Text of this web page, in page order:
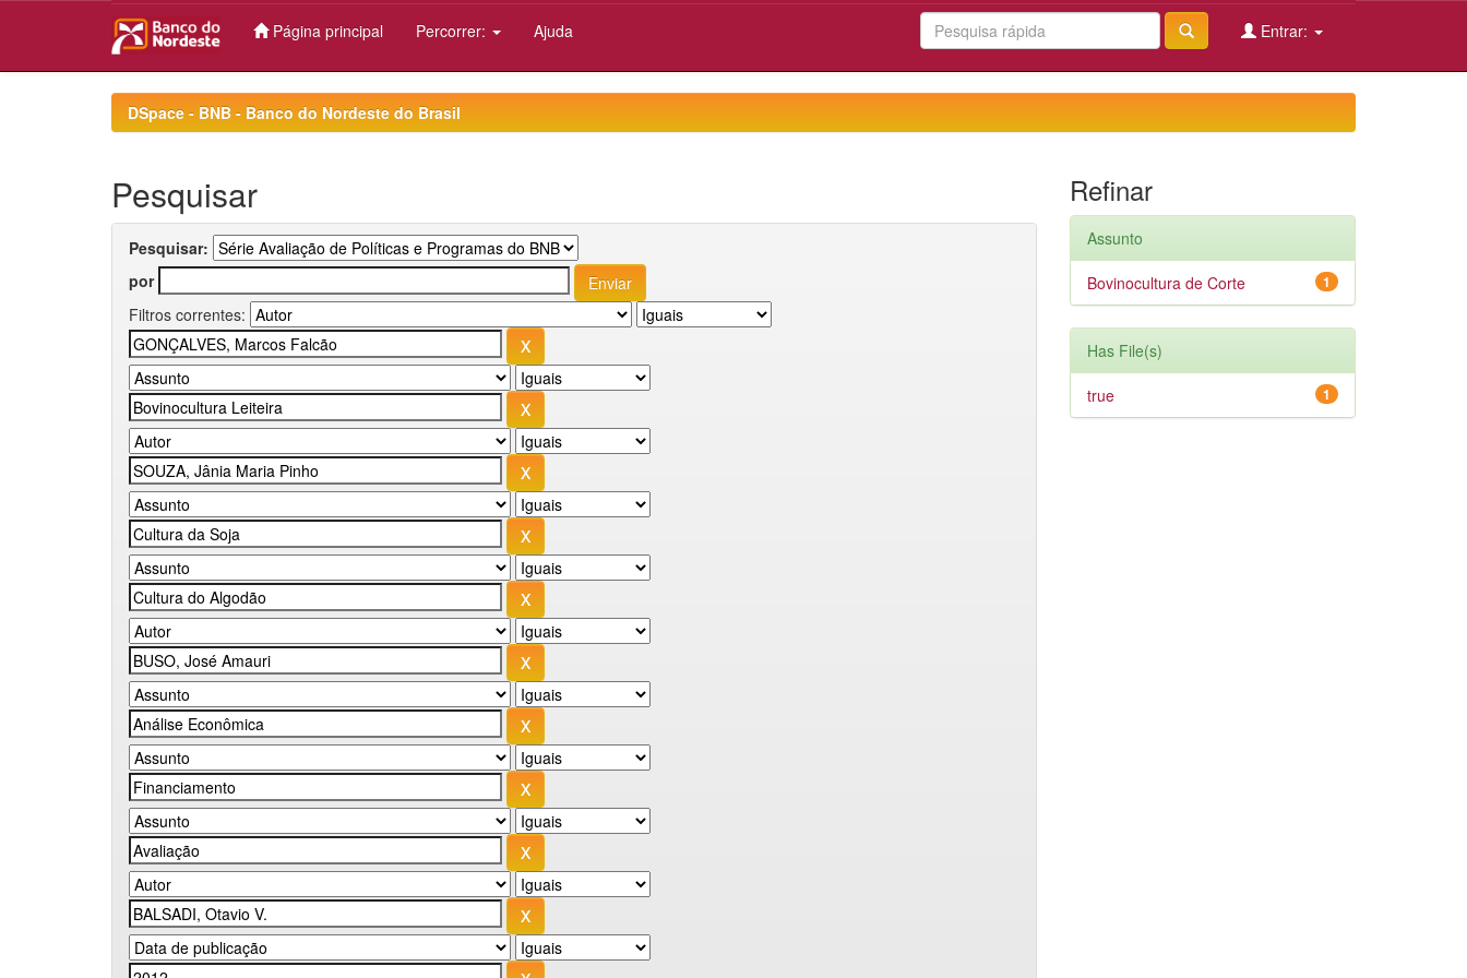
Página principal Percorrer: Ajuda Entrar:
DSpace - BNB - Banco do Nordeste do Brasil
Pesquisar
Pesquisar:
por
Filtros correntes:
Refinar
Assunto
1
Bovinocultura de Corte
Has File(s)
1
true